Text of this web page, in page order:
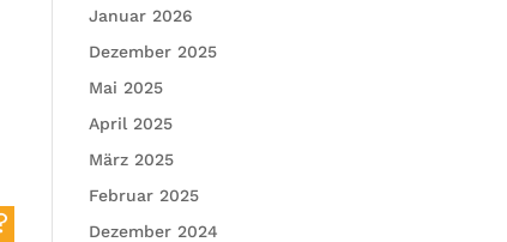
Januar 2026
Dezember 2025
Mai 2025
April 2025
März 2025
Februar 2025
Dezember 2024